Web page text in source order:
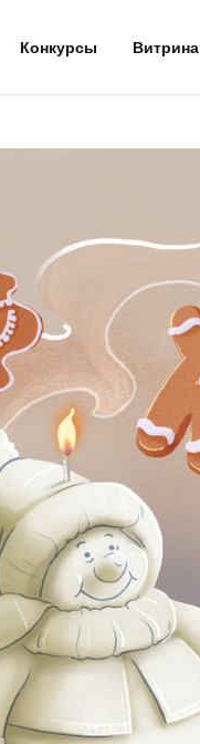
Конкурсы Витрина